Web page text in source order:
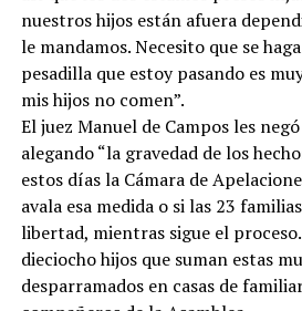
nuestros hijos están afuera
le mandamos. Necesito que se
pesadilla que estoy pasando es
mis hijos no comen”.
El juez Manuel de Campos les
alegando “la gravedad de los
estos días la Cámara de
avala esa medida o si las 23
libertad, mientras sigue el
dieciocho hijos que suman estas
desparramados en casas de